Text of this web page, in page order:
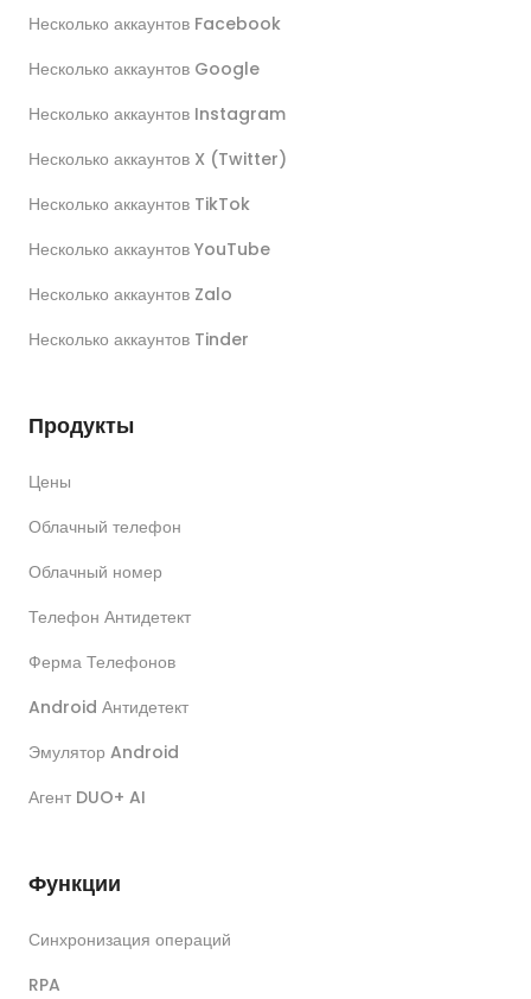
Несколько аккаунтов Facebook
Несколько аккаунтов Google
Несколько аккаунтов Instagram
Несколько аккаунтов X (Twitter)
Несколько аккаунтов TikTok
Несколько аккаунтов YouTube
Несколько аккаунтов Zalo
Несколько аккаунтов Tinder
Продукты
Цены
Облачный телефон
Облачный номер
Телефон Антидетект
Ферма Телефонов
Android Антидетект
Эмулятор Android
Агент DUO+ AI
Функции
Синхронизация операций
RPA